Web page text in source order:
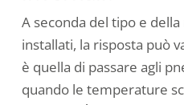
A seconda del tipo e
installati, la risposta può
è quella di passare agli
quando le temperature